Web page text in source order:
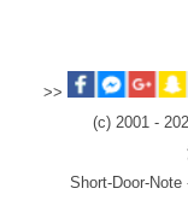
>>
(c) 2001 -
Short-Door-